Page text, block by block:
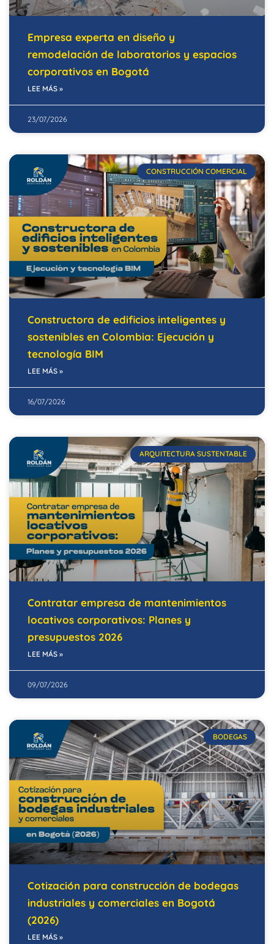
Empresa experta en diseño y
remodelación de laboratorios y espacios
corporativos en Bogotá
LEE MÁS »
23/07/2026
CONSTRUCCIÓN COMERCIAL
Constructora de edificios inteligentes y
sostenibles en Colombia: Ejecución y
tecnología BIM
LEE MÁS »
16/07/2026
ARQUITECTURA SUSTENTABLE
Contratar empresa de mantenimientos
locativos corporativos: Planes y
presupuestos 2026
LEE MÁS »
09/07/2026
BODEGAS
Cotización para construcción de bodegas
industriales y comerciales en Bogotá
(2026)
LEE MÁS »